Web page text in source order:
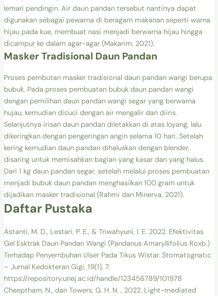
lemari pendingin. Air daun pandan tersebut nantinya dapat
digunakan sebagai pewarna di beragam makanan seperti warna
hijau pada kue, membuat nasi menjadi berwarna hijau hingga
dicampur ke dalam agar-agar (Makarim, 2021).
Masker Tradisional Daun Pandan
Proses pembutan masker tradisional daun pandan wangi berupa
bubuk. Pada proses pembuatan bubuk daun pandan wangi
dengan pemilihan daun pandan wangi segar yang berwarna
hujau, kemudian dicuci dengan air mengalir dan diiris.
Selanjutnya irisan daun pandan diletakkan di atas loyang, lalu
dikeringkan dengan pengeringan angin selama 10 hari. Setelah
kering kemudian daun pandan dihaluskan dengan blender,
disaring untuk memisahkan bagian yang kasar dan yang halus.
Dari 1 kg daun pandan segar, setelah melalui proses pembuatan
menjadi bubuk daun pandan menghasilkan 100 gram untuk
dijadikan masker tradisional (Rahmi dan Minerva, 2021).
Daftar Pustaka
Astanti, M. D., Lestari, P. E., & Triwahyuni, I. E. 2022. Efektivitas
Gel Esktrak Daun Pandan Wangi (Pandanus Amaryllifolius Roxb.)
Terhadap Penyembuhan Ulser Pada Tikus Wistar. Stomatognatic
– Jurnal Kedokteran Gigi, 19(1), 7.
https://repository.unej.ac.id/handle/123456789/101978
Cheeptham, N., dan Towers, G. H. N. , 2022. Light-mediated